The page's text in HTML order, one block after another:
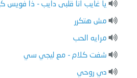
يا غايب انا قلبى دايب - ذا فويس كيدز
مش هتكرر
مرايه الحب
شفت كلام - مع ليجي سي
دي روحي